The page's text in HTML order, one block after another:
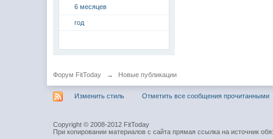
6 месяцев
год
Форум FitToday → Новые публикации
Изменить стиль Отметить все сообщения прочитанными
Copyright © 2008-2012 FitToday
При копировании материалов с сайта прямая ссылка на источник